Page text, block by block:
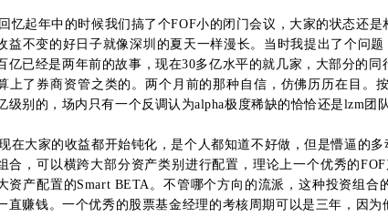
回忆起年中的时候我们搞了个FOF小的闭门会议，大家的状态还
益不变的好日子就像深圳的夏天一样漫长。 当时我提出了个问题
亿已经是两年前的故事，现在30多亿水平的就几家，大部分的同
上了券商资管之类的。 两个月前的那种自信，仿佛历历在目。
级别的，场内只有一个反调认为alpha极度稀缺的恰恰还是lzm团
在大家的收益都开始钝化，是个人都知道不好做，但是懵逼的多
合，可以横跨大部分资产类别进行配置，理论上一个优秀的
资产配置的Smart BETA。不管哪个方向的流派，这种投资组合
直赚钱。一个优秀的股票基金经理的考核周期可以是三年，因